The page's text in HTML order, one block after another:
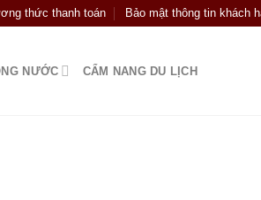
thức thanh toán Bảo mật thông tin khách
NƯỚC CẨM NANG DU LỊCH